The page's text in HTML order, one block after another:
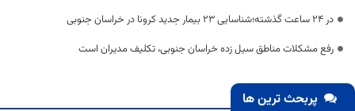
در 24 ساعت گذشته؛شناسایی 23 بیمار جدید کرونا در خراسان جنوبی
رفع مشکلات مناطق سیل زده خراسان جنوبی، تکلیف مدیران است
پربحث ترین ها